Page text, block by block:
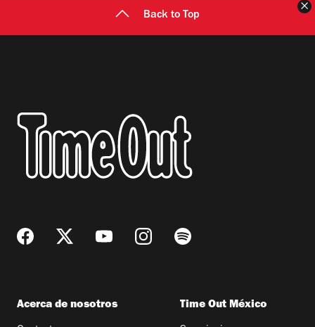
Back to Top
Acerca de nosotros Time Out México